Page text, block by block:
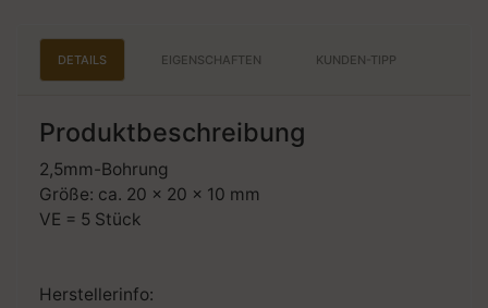
DETAILS EIGENSCHAFTEN KUNDEN-TIPP
Produktbeschreibung
2,5mm-Bohrung
Größe: ca. 20 x 20 x 10 mm
VE = 5 Stück
Herstellerinfo: